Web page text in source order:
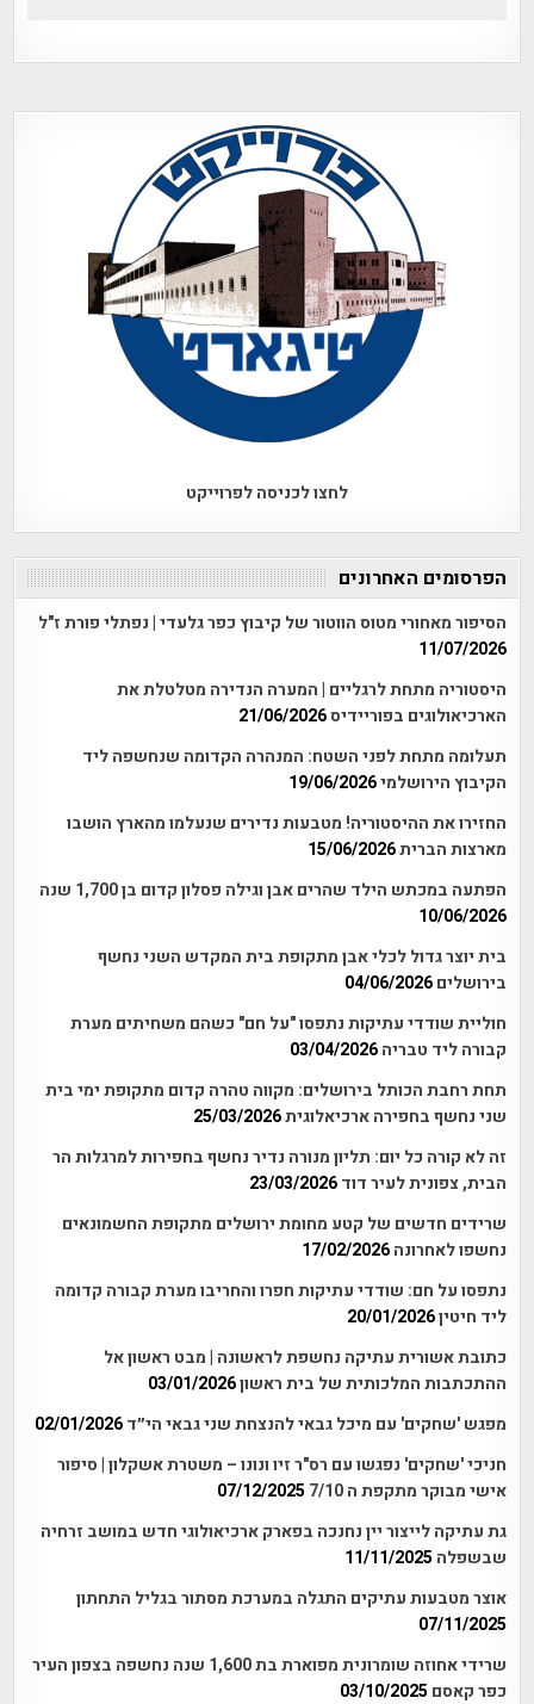
לחצו לכניסה לפרוייקט
הפרסומים האחרונים
הסיפור מאחורי מטוס הווטור של קיבוץ כפר גלעדי | נפתלי פורת ז"ל
11/07/2026
היסטוריה מתחת לרגליים | המערה הנדירה מטלטלת את
הארכיאולוגים בפוריידיס21/06/2026
תעלומה מתחת לפני השטח: המנהרה הקדומה שנחשפה ליד
הקיבוץ הירושלמי19/06/2026
החזירו את ההיסטוריה! מטבעות נדירים שנעלמו מהארץ הושבו
מארצות הברית15/06/2026
הפתעה במכתש הילד שהרים אבן וגילה פסלון קדום בן 1,700 שנה
10/06/2026
בית יוצר גדול לכלי אבן מתקופת בית המקדש השני נחשף
בירושלים 04/06/2026
חוליית שודדי עתיקות נתפסו "על חם" כשהם משחיתים מערת
קבורה ליד טבריה 03/04/2026
תחת רחבת הכותל בירושלים: מקווה טהרה קדום מתקופת ימי בית
שני נחשף בחפירה ארכיאלוגית25/03/2026
זה לא קורה כל יום: תליון מנורה נדיר נחשף בחפירות למרגלות הר
הבית, צפונית לעיר דוד 23/03/2026
שרידים חדשים של קטע מחומת ירושלים מתקופת החשמונאים
נחשפו לאחרונה 17/02/2026
נתפסו על חם: שודדי עתיקות חפרו והחריבו מערת קבורה קדומה
ליד חיטין20/01/2026
כתובת אשורית עתיקה נחשפת לראשונה | מבט ראשון אל
ההתכתבות המלכותית של בית ראשון03/01/2026
מפגש 'שחקים' עם מיכל גבאי להנצחת שני גבאי הי״ד 02/01/2026
חניכי 'שחקים' נפגשו עם רס"ר זיו ונונו – משטרת אשקלון | סיפור
אישי מבוקר מתקפת ה 7/10
07/12/2025
גת עתיקה לייצור יין נחנכה בפארק ארכיאולוגי חדש במושב זרחיה
שבשפלה 11/11/2025
אוצר מטבעות עתיקים התגלה במערכת מסתור בגליל התחתון
07/11/2025
שרידי אחוזה שומרונית מפוארת בת 1,600 שנה נחשפה בצפון העיר
כפר קאסם 03/10/2025